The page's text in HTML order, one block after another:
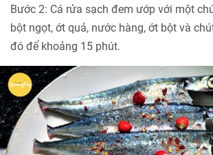
Bước 2: Cá rửa sạch đem ướp với một
bột ngọt, ớt quả, nước hàng, ớt bột và
đó để khoảng 15 phút.